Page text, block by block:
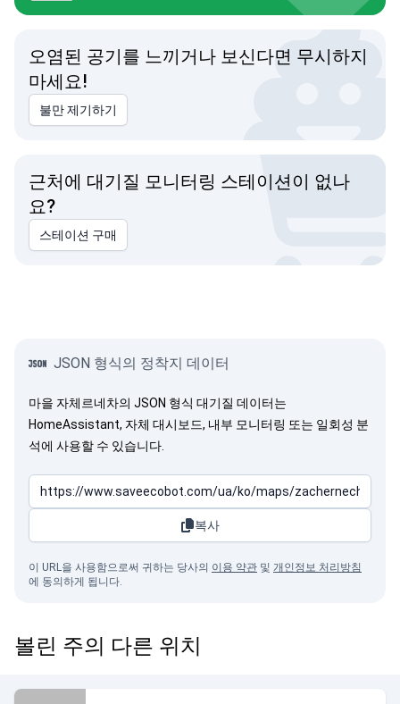
오염된 공기를 느끼거나 보신다면 무시하지
마세요!
불만 제기하기
근처에 대기질 모니터링 스테이션이 없나
요?
스테이션 구매
JSON 형식의 정착지 데이터
마을 자체르네차의 JSON 형식 대기질 데이터는
HomeAssistant, 자체 대시보드, 내부 모니터링 또는 일회성 분
석에 사용할 수 있습니다.
복사
이 URL을 사용함으로써 귀하는 당사의 이용 약관 및 개인정보 처리방침
에 동의하게 됩니다.
볼린 주의 다른 위치